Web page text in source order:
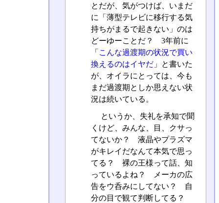
とだが、気がつけば、いまだ
に「薄型テレビに移行する気
持ちがまるで起きない」のは
どーゆーことだ？ 3年前に
「 こんな過渡期の状況で買い
換えるのはイヤだ」と書いた
が、オイラにとっては、今も
まだ過渡期としか思えない状
況は続いている。
というか、失礼を承知で聞
くけど、みんな、目、クサっ
てないか？ 液晶やプラズマ
がキレイだなんて本気で思っ
てる？ 裸の王様って話、知
っているよね？ メーカの広
告をウ呑みにしてない？ 自
分の目で観て判断してる？